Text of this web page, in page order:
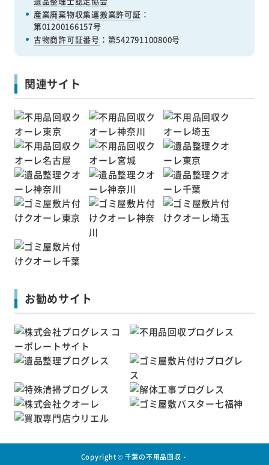
産業廃棄物収集運搬業許可証 ：
第01200166157号
古物商許可証番号 ：第542791100800号
関連サイト
お勧めサイト
Copyright © 千葉の不用品回収・